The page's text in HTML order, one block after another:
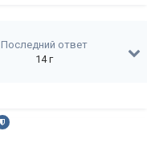
Последний ответ
14 г